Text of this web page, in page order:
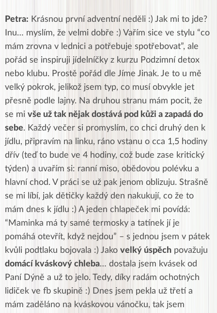
Petra: Krásnou první adventní neděli :) Jak mi to jde?
Inu… myslím, že velmi dobře :) Vařím sice ve stylu “co
mám zrovna v lednici a potřebuje spotřebovat”, ale
pořád se inspiruji jídelníčky z kurzu Podzimní detox
nebo klubu. Prostě pořád dle Jíme Jinak. Je to u mě
velký pokrok, jelikož jsem typ, co musí obvykle jet
přesně podle lajny. Na druhou stranu mám pocit, že
se mi vše už tak nějak dostává pod kůži a zapadá do
sebe. Každý večer si promyslím, co chci druhý den k
jídlu, připravím na linku, ráno vstanu o cca 1,5 hodiny
dřív (teď to bude ve 4 hodiny, což bude zase kritický
týden) a uvařím si: ranní miso, obědovou polévku a
hlavní chod. V práci se už pak jenom oblizuju. Strašně
se mi líbí, jak dětičky každý den nakukují, co že to
mám dnes k jídlu :) A jeden chlapeček mi povídá:
“Maminka má ty samé termosky a tatínek jí je
pomáhá otevřít, když nejdou” – s jednou jsem v pátek
kvůli podtlaku bojovala :) Jako velký úspěch považuju
domácí kváskový chleba… dostala jsem kvásek od
Paní Dýně a už to jelo. Tedy, díky radám ochotných
lidiček ve fb skupině :) Dnes jsem pekla už třetí a
mám zaděláno na kváskovou vánočku, tak jsem